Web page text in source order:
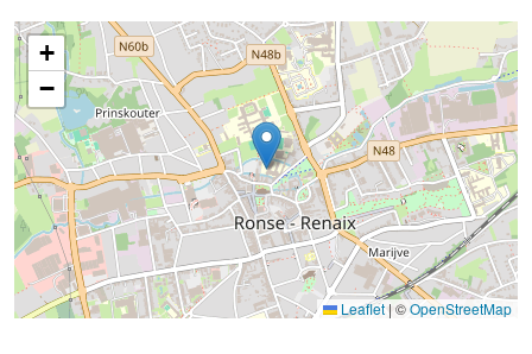
+
−
Leaflet | ©OpenStreetMap